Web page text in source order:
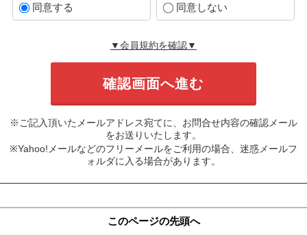
同意する 同意しない
▼会員規約を確認▼
※ご記入頂いたメールアドレス宛てに、お問合せ内容の確認メール
をお送りいたします。
※Yahoo!メールなどのフリーメールをご利用の場合、迷惑メールフ
ォルダに入る場合があります。
このページの先頭へ